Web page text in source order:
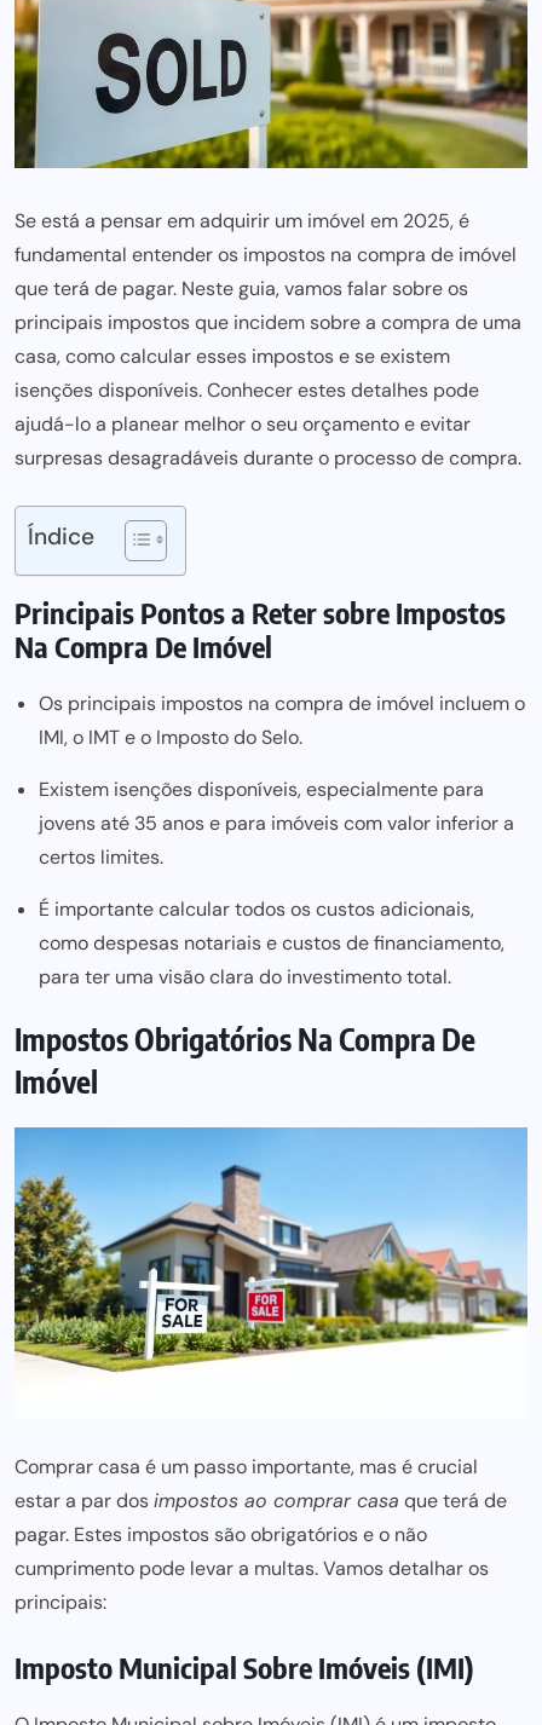
Se está a pensar em adquirir um imóvel em 2025, é
fundamental entender os impostos na compra de imóvel
que terá de pagar. Neste guia, vamos falar sobre os
principais impostos que incidem sobre a compra de uma
casa, como calcular esses impostos e se existem
isenções disponíveis. Conhecer estes detalhes pode
ajudá-lo a planear melhor o seu orçamento e evitar
surpresas desagradáveis durante o processo de compra.
Índice
Principais Pontos a Reter sobre Impostos
Na Compra De Imóvel
Os principais impostos na compra de imóvel incluem o
IMI, o IMT e o Imposto do Selo.
Existem isenções disponíveis, especialmente para
jovens até 35 anos e para imóveis com valor inferior a
certos limites.
É importante calcular todos os custos adicionais,
como despesas notariais e custos de financiamento,
para ter uma visão clara do investimento total.
Impostos Obrigatórios Na Compra De
Imóvel
Comprar casa é um passo importante, mas é crucial
estar a par dosimpostos ao comprarcasa que terá de
pagar. Estes impostos são obrigatórios e o não
cumprimento pode levar a multas. Vamos detalhar os
principais:
Imposto Municipal Sobre Imóveis (IMI)